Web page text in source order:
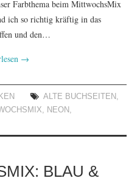
Farbthema beim MittwochsMix
ich so richtig kräftig in das
und den…
→
ALTE BUCHSEITEN ,
, NEON ,
BLAU &